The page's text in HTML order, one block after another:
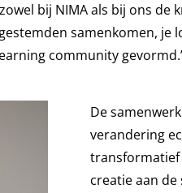
bij NIMA als bij ons
samenkomen,
community
De
verandering
transformatief
creatie aan